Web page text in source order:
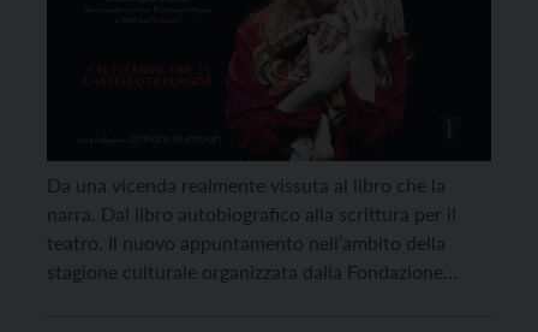
Da una vicenda realmente vissuta al libro che la
narra. Dal libro autobiografico alla scrittura per il
teatro. Il nuovo appuntamento nell’ambito della
stagione culturale organizzata dalla Fondazione